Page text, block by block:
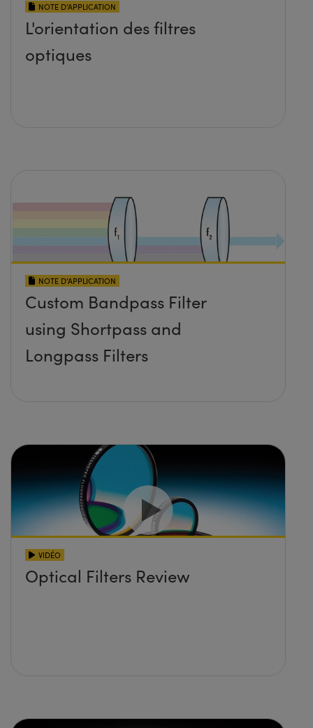
NOTE D’APPLICATION
L'orientation des filtres
optiques
NOTE D’APPLICATION
Custom Bandpass Filter
using Shortpass and
Longpass Filters
VIDÉO
Optical Filters Review